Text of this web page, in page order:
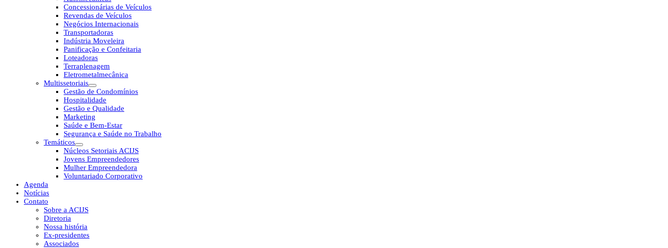
Concessionárias de Veículos
Revendas de Veículos
Negócios Internacionais
Transportadoras
Indústria Moveleira
Panificação e Confeitaria
Loteadoras
Terraplenagem
Eletrometalmecânica
Multissetoriais
Gestão de Condomínios
Hospitalidade
Gestão e Qualidade
Marketing
Saúde e Bem-Estar
Segurança e Saúde no Trabalho
Temáticos
Núcleos Setoriais ACIJS
Jovens Empreendedores
Mulher Empreendedora
Voluntariado Corporativo
Agenda
Notícias
Contato
Sobre a ACIJS
Diretoria
Nossa história
Ex-presidentes
Associados